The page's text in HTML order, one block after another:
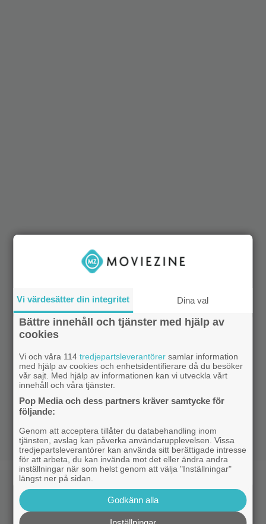
Vi värdesätter din integritet Dina val
Bättre innehåll och tjänster med hjälp av
cookies
Vi och våra 114tredjepartsleverantörer samlar information
med hjälp av cookies och enhetsidentifierare då du besöker
vår sajt. Med hjälp av informationen kan vi utveckla vårt
innehåll och våra tjänster.
Pop Media och dess partners kräver samtycke för
följande:
Genom att acceptera tillåter du databehandling inom
tjänsten, avslag kan påverka användarupplevelsen. Vissa
tredjepartsleverantörer kan använda sitt berättigade intresse
för att arbeta, du kan invända mot det eller ändra andra
inställningar när som helst genom att välja "Inställningar"
längst ner på sidan.
Godkänn alla